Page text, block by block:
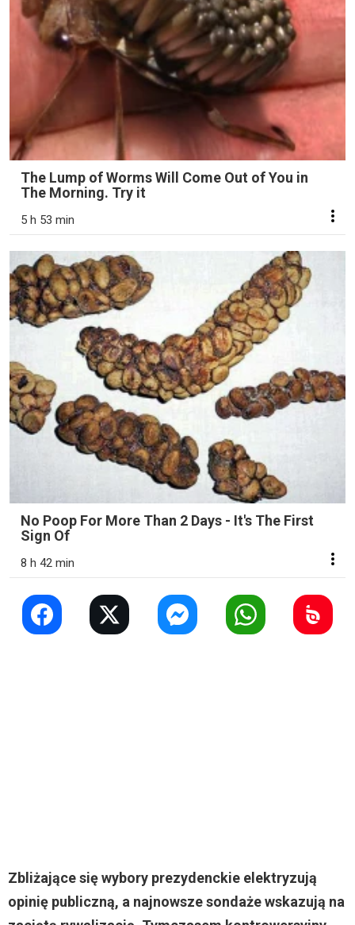
The Lump of Worms Will Come Out of You in
The Morning. Try it
5 h 53 min
No Poop For More Than 2 Days - It's The First
Sign Of
8 h 42 min
Zbliżające się wybory prezydenckie elektryzują
opinię publiczną, a najnowsze sondaże wskazują na